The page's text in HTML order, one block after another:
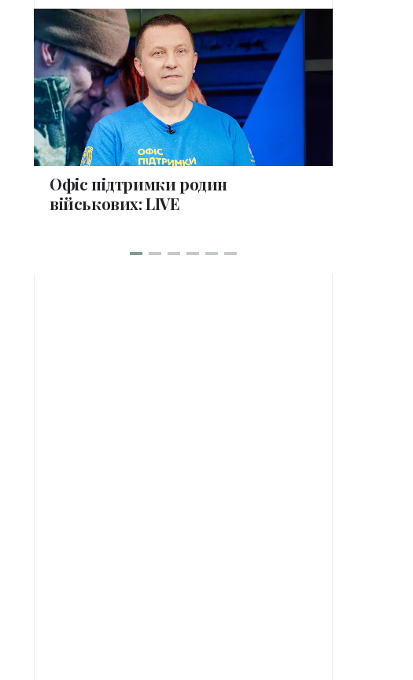
collections
Офіс підтримки родин
військових: LIVE